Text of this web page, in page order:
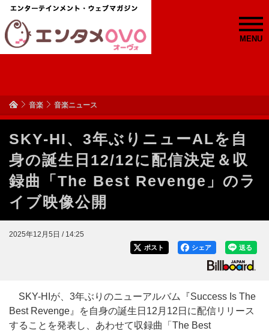
MENU
音楽 音楽ニュース
SKY-HI、3年ぶりニューALを自
身の誕生日12/12に配信決定＆収
録曲「The Best Revenge」のラ
イブ映像公開
2025年12月5日 / 14:25
送る
シェア
ポスト
SKY-HIが、3年ぶりのニューアルバム『Success Is The
Best Revenge』を自身の誕生日12月12日に配信リリース
することを発表し、あわせて収録曲「The Best